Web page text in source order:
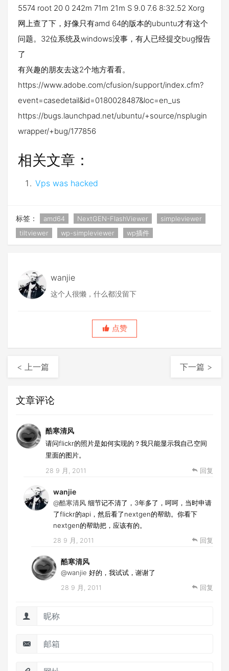
5574 root 20 0 242m 71m 21m S 9.0 7.6 8:32.52 Xorg
网上查了下，好像只有amd 64的版本的ubuntu才有这个
问题。32位系统及windows没事，有人已经提交bug报告
了
有兴趣的朋友去这2个地方看看。
https://www.adobe.com/cfusion/support/index.cfm?
event=casedetail&id=0180028487&loc=en_us
https://bugs.launchpad.net/ubuntu/+source/nsplugin
wrapper/+bug/177856
相关文章：
Vps was hacked
标签： amd64 NextGEN-FlashViewer
simpleviewer
tiltviewer
wp-simpleviewer wp插件
wanjie
这个人很懒，什么都没留下
点赞
< 上一篇 下一篇 >
文章评论
酷寒清风
请问flickr的照片是如何实现的？我只能显示我自己空间
里面的图片。
28 9 月, 2011 回复
wanjie
@酷寒清风 细节记不清了，3年多了，呵呵，当时申请
了flickr的api，然后看了nextgen的帮助。你看下
nextgen的帮助把，应该有的。
28 9 月, 2011 回复
酷寒清风
@wanjie 好的，我试试，谢谢了
28 9 月, 2011 回复